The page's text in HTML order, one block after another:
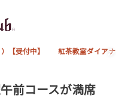
【受付中】 紅茶教室ダイア
前コースが満席